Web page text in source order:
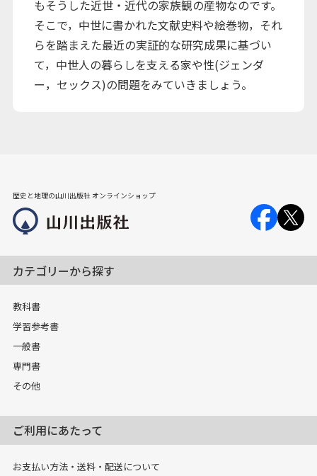
もそうした近世・近代の家族観の産物なのです。
そこで，中世に書かれた文献史料や絵巻物，それ
らを踏まえた最近の実証的な研究成果に基づい
て，中世人の暮らしを支える家や性(ジェンダ
ー，セックス)の問題をみていきましょう。
歴史と地理の山川出版社 オンラインショップ
カテゴリーから探す
教科書
学習参考書
一般書
専門書
その他
ご利用にあたって
お支払い方法・送料・配送について